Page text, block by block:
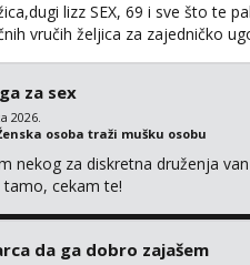
lizz SEX, 69 i sve što te
vručih željica za zajedničko
za sex
2026.
osoba traži mušku osobu
nekog za diskretna druženja
cekam te!
da ga dobro zajašem